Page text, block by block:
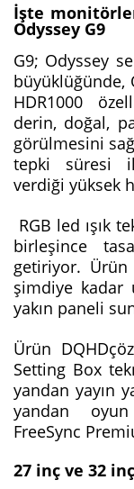
İşte
Odyssey G9
G9; Odyssey
büyüklüğünde,
HDR1000
derin, doğal,
görülmesini
tepki süresi
verdiği yüksek
RGB led ışık
birleşince
getiriyor.
şimdiye kadar
yakın paneli
Ürün
Setting Box
yandan yayın
yandan
FreeSync
27 inç ve 32